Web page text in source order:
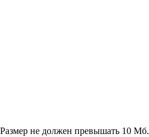
не должен превышать 10 Мб.